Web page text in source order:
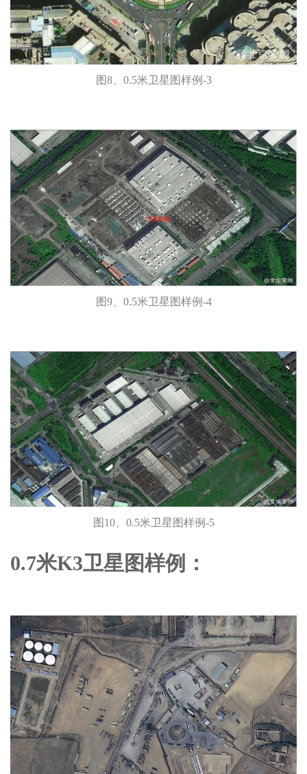
图8、0.5米卫星图样例-3
图9、0.5米卫星图样例-4
图10、0.5米卫星图样例-5
0.7米K3卫星图样例：